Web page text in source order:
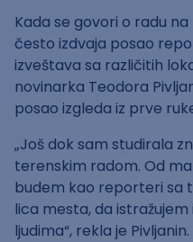
Kada se govori o radu
često izdvaja posao
izveštava sa različitih
novinarka Teodora
posao izgleda iz prve
„Još dok sam studirala
terenskim radom. Od
budem kao reporteri sa
lica mesta, da
ljudima“, rekla je Pivljanin.